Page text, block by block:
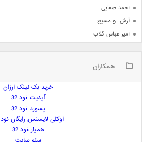
احمد صفایی
آرش  و مسیح
امیر عباس گلاب
امیر علی
همکاران
خرید بک لینک ارزان
آپدیت نود 32
پسورد نود 32
اوکلی لایسنس رایگان نود 32
همیار نود 32